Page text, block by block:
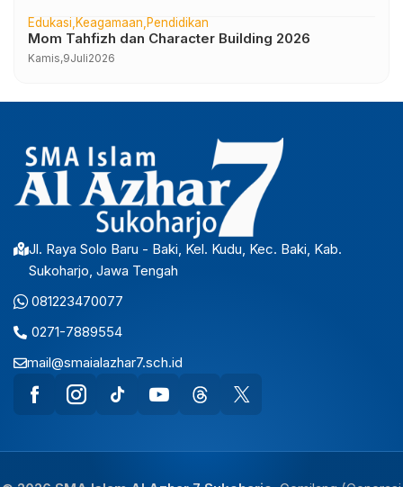
Edukasi Keagamaan Pendidikan
Mom Tahfizh dan Character Building 2026
Kamis,9Juli2026
Jl. Raya Solo Baru - Baki, Kel. Kudu, Kec. Baki, Kab.
Sukoharjo, Jawa Tengah
081223470077
0271-7889554
mail@smaialazhar7.sch.id